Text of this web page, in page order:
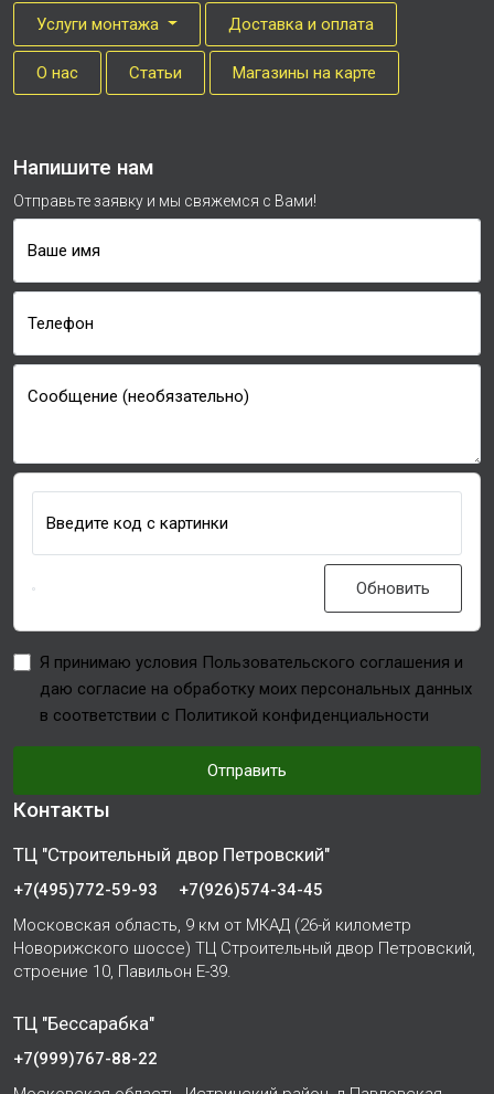
Услуги монтажа Доставка и оплата
О нас Cтатьи Магазины на карте
Напишите нам
Отправьте заявку и мы свяжемся с Вами!
Ваше имя
Телефон
Сообщение (необязательно)
Введите код с картинки
Обновить
Я принимаю условия Пользовательского соглашения и
даю согласие на обработку моих персональных данных
в соответствии с Политикой конфиденциальности
Отправить
Контакты
ТЦ "Строительный двор Петровский"
+7(495)772-59-93
+7(926)574-34-45
Московская область, 9 км от МКАД (26-й километр
Новорижского шоссе) ТЦ Строительный двор Петровский,
строение 10, Павильон Е-39.
ТЦ "Бессарабка"
+7(999)767-88-22